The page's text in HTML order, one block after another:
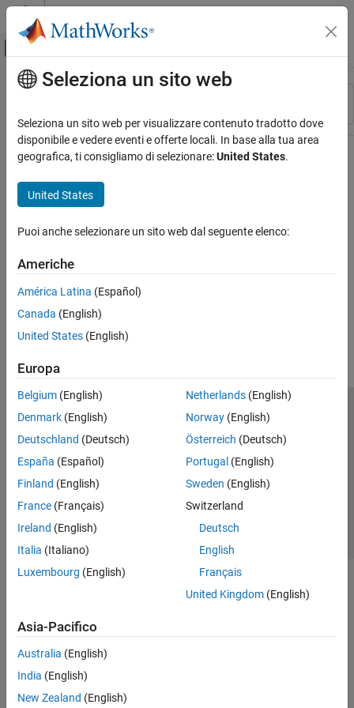
Vai al contenuto
Attiva/disattiva menu di navigazione
Risorsa
Stato
Contenuto principale
Seleziona un sito web
Seleziona un sito web per visualizzare contenuto tradotto dove
disponibile e vedere eventi e offerte locali. In base alla tua area
geografica, ti consigliamo di selezionare:United States.
United States
Puoi anche selezionare un sito web dal seguente elenco:
Americhe
América Latina (Español)
Canada (English)
United States (English)
Europa
Belgium (English)
Denmark (English)
Deutschland (Deutsch)
España (Español)
Finland (English)
France (Français)
Ireland (English)
Italia (Italiano)
Luxembourg (English)
Netherlands(English)
Norway(English)
Österreich (Deutsch)
Portugal (English)
Sweden (English)
Switzerland
Deutsch
English
Français
United Kingdom(English)
Asia-Pacifico
Australia (English)
India (English)
New Zealand (English)
Centro di fiducia
Informativa sulla privacy
Antipirateria
Stato dell'applicazione
Contatti
© 1994-2026 The MathWorks, Inc.